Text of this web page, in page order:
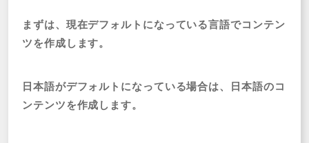
まずは、現在デフォルトになっている言語でコンテン
ツを作成します。
日本語がデフォルトになっている場合は、日本語のコ
ンテンツを作成します。